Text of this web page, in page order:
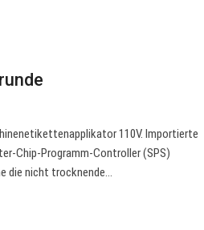
110V. Importierte
Chip-Programm-Controller (SPS)
die nicht trocknende…